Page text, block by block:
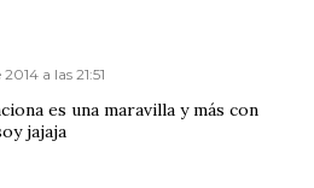
a las 21:51
es una maravilla y más con
jajaja